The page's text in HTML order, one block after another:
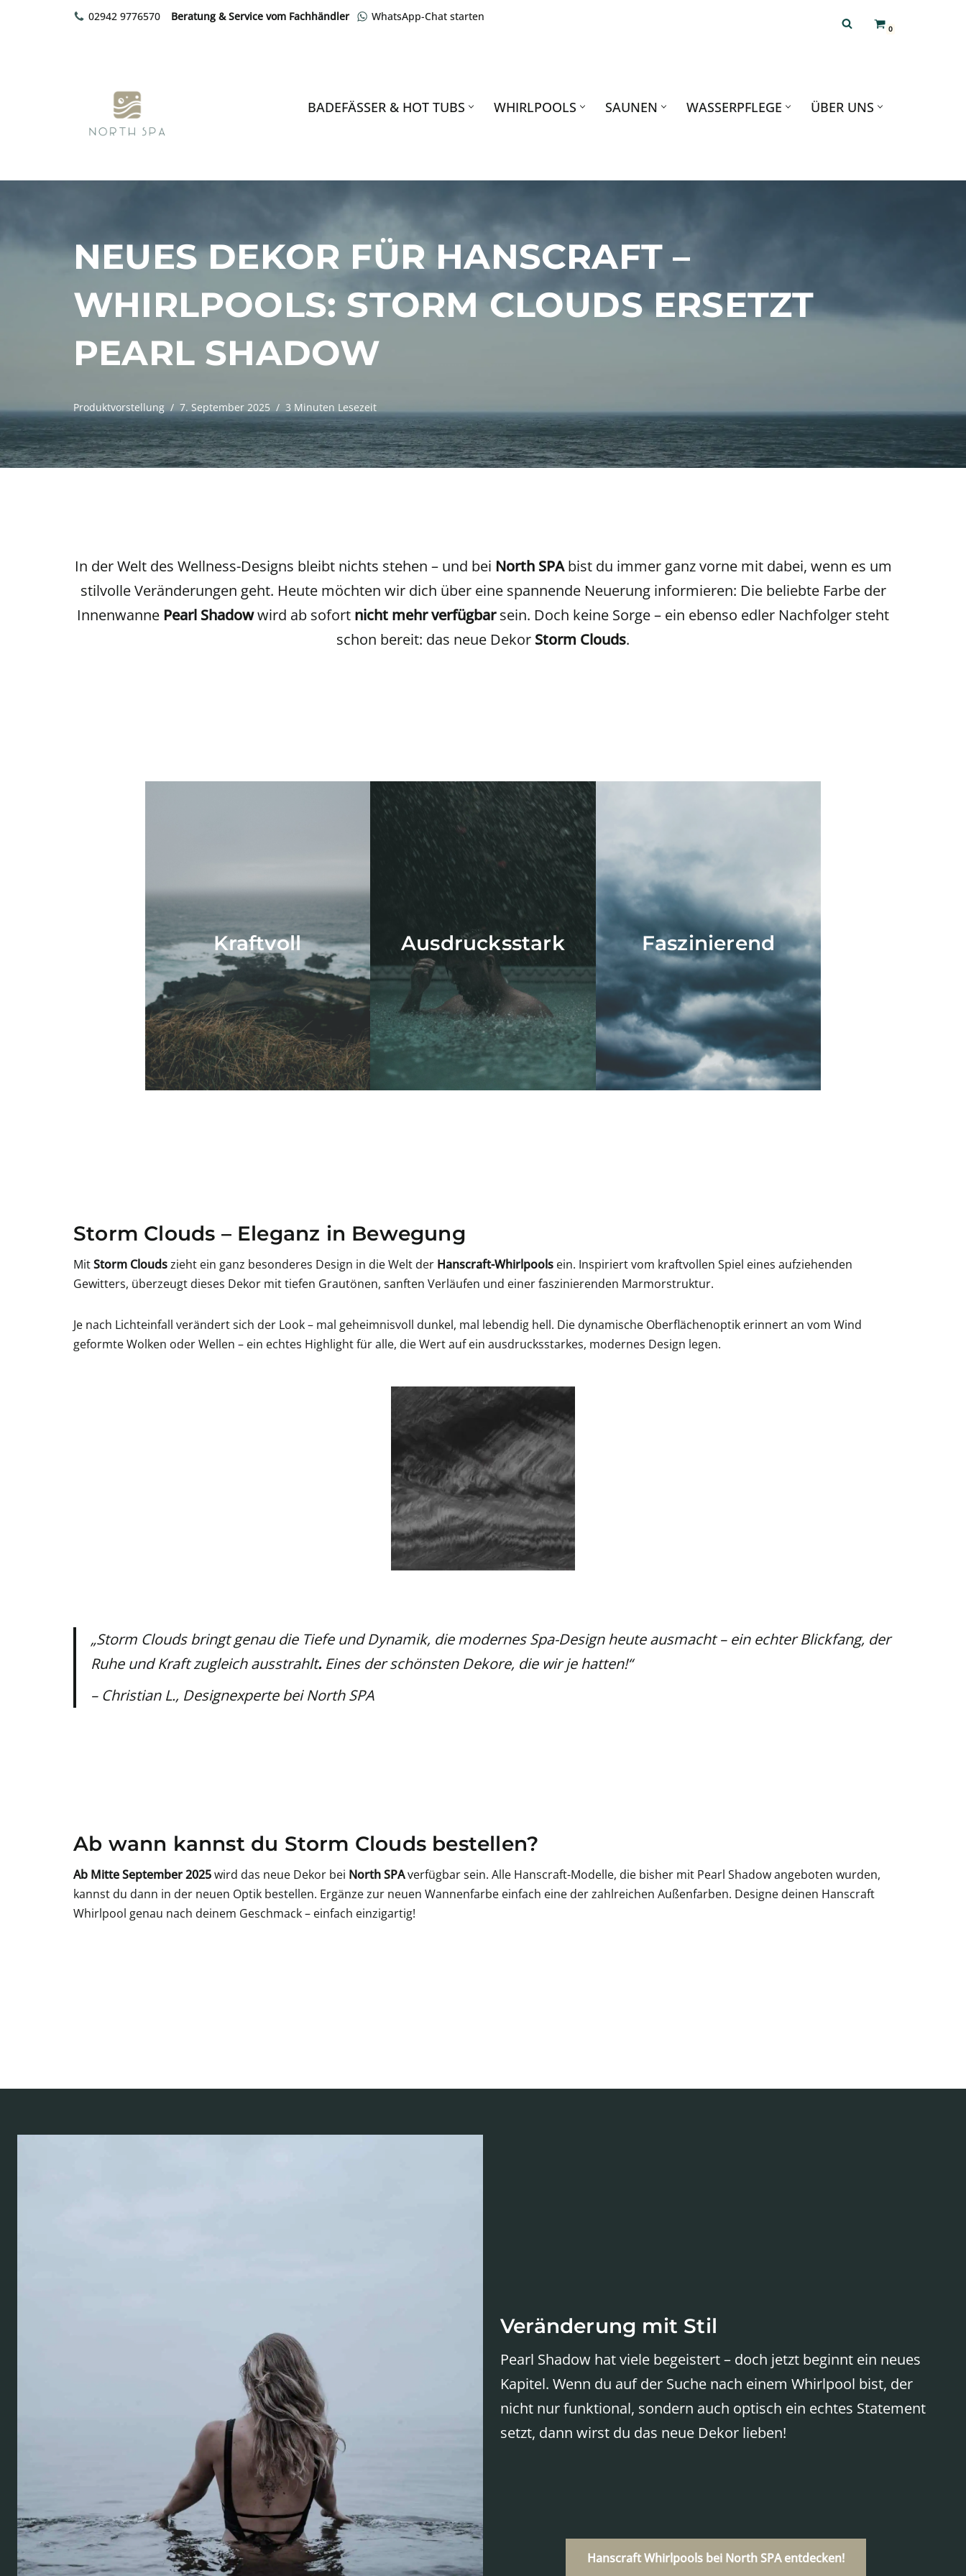
02942 9776570 Beratung & Service vom Fachhändler WhatsApp-Chat starten
0
BADEFÄSSER & HOT TUBS WHIRLPOOLS SAUNEN WASSERPFLEGE ÜBER UNS
NEUES DEKOR FÜR HANSCRAFT –
WHIRLPOOLS: STORM CLOUDS ERSETZT
PEARL SHADOW
Produktvorstellung 7. September 2025 3 Minuten Lesezeit
In der Welt des Wellness-Designs bleibt nichts stehen – und bei North SPAbist du immer ganz vorne mit dabei, wenn es um
stilvolle Veränderungen geht. Heute möchten wir dich über eine spannende Neuerung informieren: Die beliebte Farbe der
Innenwanne Pearl Shadowwird ab sofort nicht mehr verfügbarsein. Doch keine Sorge – ein ebenso edler Nachfolger steht
schon bereit: das neue Dekor Storm Clouds.
Kraftvoll Ausdrucksstark Faszinierend
Storm Clouds – Eleganz in Bewegung
MitStorm Cloudszieht ein ganz besonderes Design in die Welt der Hanscraft-Whirlpools ein. Inspiriert vom kraftvollen Spiel eines aufziehenden
Gewitters, überzeugt dieses Dekor mit tiefen Grautönen, sanften Verläufen und einer faszinierenden Marmorstruktur.
Je nach Lichteinfall verändert sich der Look – mal geheimnisvoll dunkel, mal lebendig hell. Die dynamische Oberflächenoptik erinnert an vom Wind
geformte Wolken oder Wellen – ein echtes Highlight für alle, die Wert auf ein ausdrucksstarkes, modernes Design legen.
„Storm Clouds bringt genau die Tiefe und Dynamik, die modernes Spa-Design heute ausmacht – ein echter Blickfang, der
Ruhe und Kraft zugleich ausstrahlt. Eines der schönsten Dekore, die wir je hatten!“
– Christian L., Designexperte bei North SPA
Ab wann kannst du Storm Clouds bestellen?
Ab Mitte September 2025wird das neue Dekor bei North SPAverfügbar sein. Alle Hanscraft-Modelle, die bisher mit Pearl Shadow angeboten wurden,
kannst du dann in der neuen Optik bestellen. Ergänze zur neuen Wannenfarbe einfach eine der zahlreichen Außenfarben. Designe deinen Hanscraft
Whirlpool genau nach deinem Geschmack – einfach einzigartig!
Veränderung mit Stil
Pearl Shadow hat viele begeistert – doch jetzt beginnt ein neues
Kapitel. Wenn du auf der Suche nach einem Whirlpool bist, der
nicht nur funktional, sondern auch optisch ein echtes Statement
setzt, dann wirst du das neue Dekor lieben!
Hanscraft Whirlpools bei North SPA entdecken!